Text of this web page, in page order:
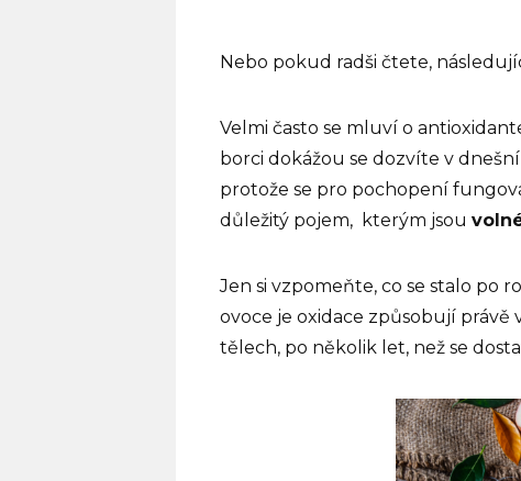
Nebo pokud radši čtete,
Velmi často se mluví o
borci dokážou se dozvíte v
protože se pro pochopení
důležitý pojem, kterým jsou
Jen si vzpomeňte, co se stalo po
ovoce je oxidace způsobují právě
tělech, po několik let, než se